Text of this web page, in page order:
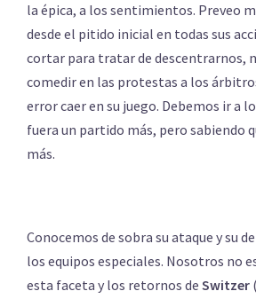
la épica, a los sentimientos. Preveo
desde el pitido inicial en todas sus
cortar para tratar de descentrarnos,
comedir en las protestas a los
error caer en su juego. Debemos ir a
fuera un partido más, pero sabiendo
más.
Conocemos de sobra su ataque y su
los equipos especiales. Nosotros no
esta faceta y los retornos de Switzer